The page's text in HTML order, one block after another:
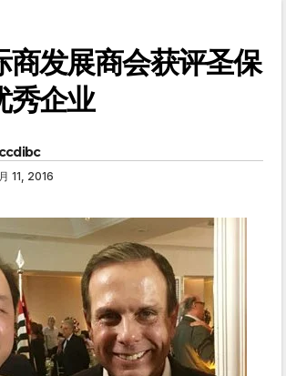
商发展商会获评圣保
秀企业
ccdibc
11, 2016